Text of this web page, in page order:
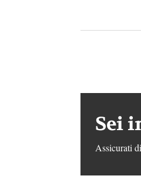
Sei
Assicurati